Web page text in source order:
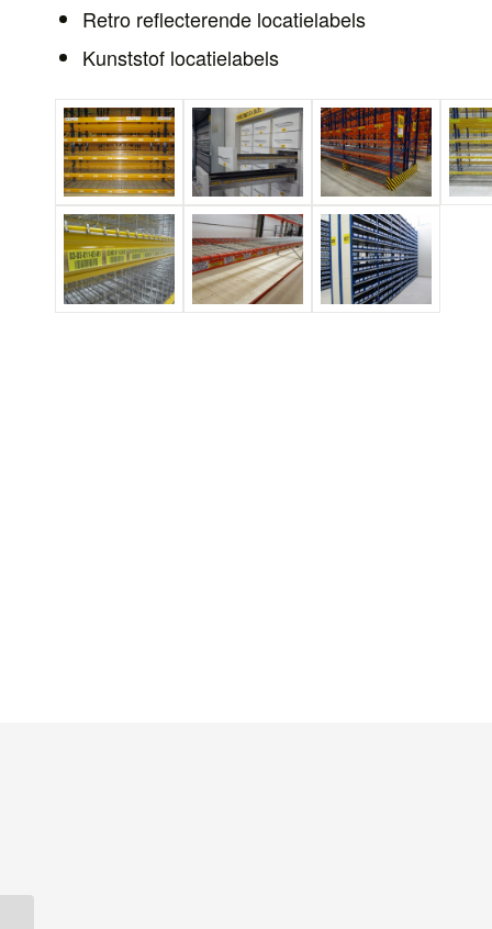
Retro reflecterende locatielabels
Kunststof locatielabels